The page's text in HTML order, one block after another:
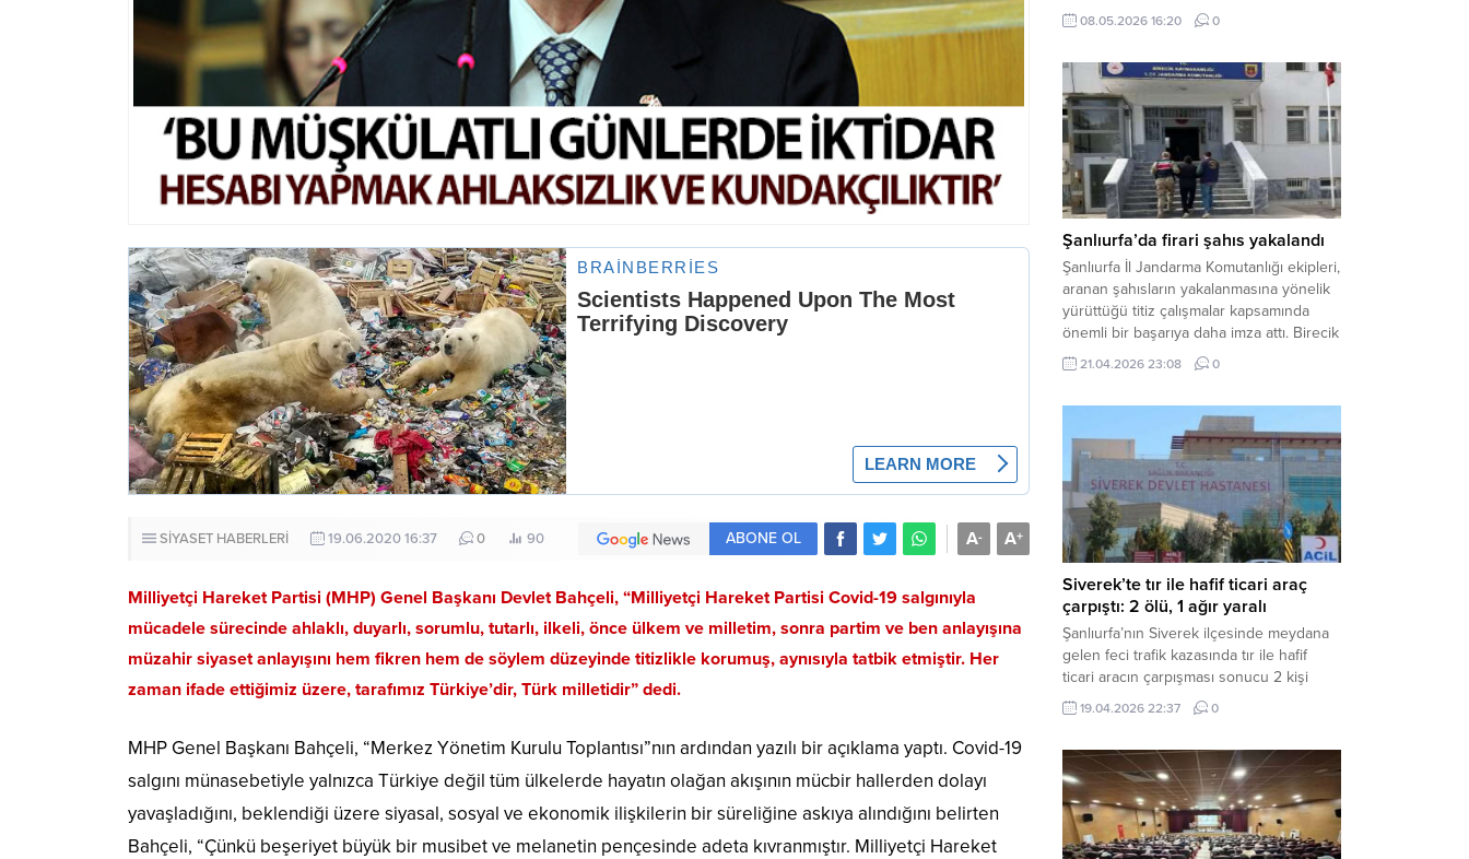
SİYASET HABERLERİ 19.06.2020 16:37 0 90 A+
A-
ABONE OL
Milliyetçi Hareket Partisi (MHP) Genel Başkanı Devlet Bahçeli, “Milliyetçi Hareket Partisi Covid-19 salgınıyla
mücadele sürecinde ahlaklı, duyarlı, sorumlu, tutarlı, ilkeli, önce ülkem ve milletim, sonra partim ve ben anlayışına
müzahir siyaset anlayışını hem fikren hem de söylem düzeyinde titizlikle korumuş, aynısıyla tatbik etmiştir. Her
zaman ifade ettiğimiz üzere, tarafımız Türkiye’dir, Türk milletidir” dedi.
MHP Genel Başkanı Bahçeli, “Merkez Yönetim Kurulu Toplantısı”nın ardından yazılı bir açıklama yaptı. Covid-19
salgını münasebetiyle yalnızca Türkiye değil tüm ülkelerde hayatın olağan akışının mücbir hallerden dolayı
yavaşladığını, beklendiği üzere siyasal, sosyal ve ekonomik ilişkilerin bir süreliğine askıya alındığını belirten
Bahçeli, “Çünkü beşeriyet büyük bir musibet ve melanetin pençesinde adeta kıvranmıştır. Milliyetçi Hareket
olduğu öğrenilen tarafların kavgası
neticesinde 3 kişi olay yerinde yaşamını
ilçesine bağlı kırsal Konaç Mahallesi’nde
meydana geldi. Edinilen bilgilere göre,
aralarında husumet bulunan iki grup
arasında henüz belirlenemeyen bir...
08.05.2026 16:20 0
Şanlıurfa’da firari şahıs yakalandı
Şanlıurfa İl Jandarma Komutanlığı ekipleri,
aranan şahısların yakalanmasına yönelik
yürüttüğü titiz çalışmalar kapsamında
önemli bir başarıya daha imza attı. Birecik
ilçesinde düzenlenen operasyonla,
hakkında kesinleşmiş hapis cezası
teslim edildi. Haber Merkezi – Şanlıurfa
Valiliği İl Basın ve Halkla İlişkiler
Müdürlüğü tarafından yapılan açıklamaya
göre; İl...
21.04.2026 23:08 0
Siverek’te tır ile hafif ticari araç
çarpıştı: 2 ölü, 1 ağır yaralı
Şanlıurfa’nın Siverek ilçesinde meydana
gelen feci trafik kazasında tır ile hafif
ticari aracın çarpışması sonucu 2 kişi
yaşamını yitirdi, 1 kişi ise ağır yaralandı.
Haber Merkezi – Siverek-Adıyaman kara
çarpışması sonucu meydana gelen
kazada can pazarı yaşandı. Kafa Kafaya
Çarpıştılar Edinilen bilgilere göre,
Hüseyin Çelik (29)...
19.04.2026 22:37 0